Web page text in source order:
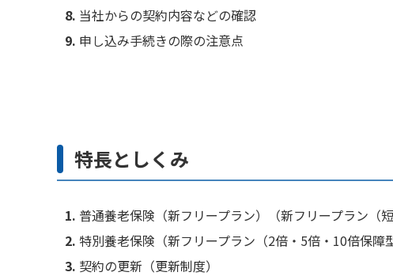
当社からの契約内容などの確認
申し込み手続きの際の注意点
特長としくみ
普通養老保険（新フリープラン）（新フリープラン（短
特別養老保険（新フリープラン（2倍・5倍・10倍保障
契約の更新（更新制度）